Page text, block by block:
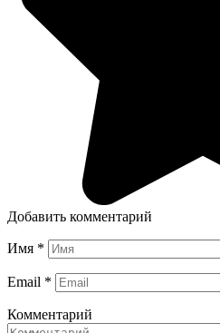
Добавить комментарий
Имя *
Email *
Комментарий